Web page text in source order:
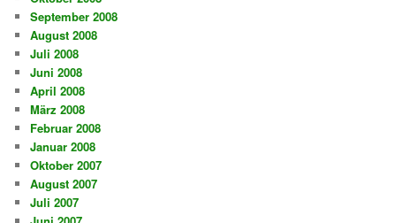
September 2008
August 2008
Juli 2008
Juni 2008
April 2008
März 2008
Februar 2008
Januar 2008
Oktober 2007
August 2007
Juli 2007